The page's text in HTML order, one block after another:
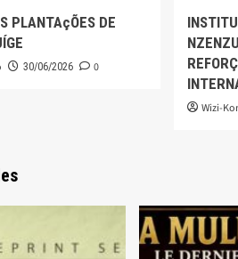
PLANTAçÕES DE
30/06/2026 0
Wizi-